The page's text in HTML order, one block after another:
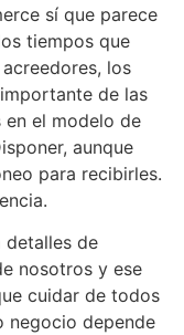
sí que parece
tiempos que
los
de las
en el modelo de
aunque
para recibirles.
detalles de
nosotros y ese
cuidar de todos
negocio depende